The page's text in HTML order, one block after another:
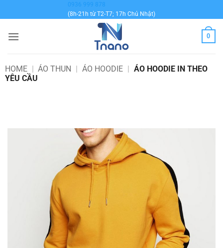
qua
dung
0936 999 878
(8h-21h từ T2-T7; 17h Chủ Nhật)
0
HOME | ÁO THUN | ÁO HOODIE | ÁO HOODIE IN THEO
YÊU CẦU